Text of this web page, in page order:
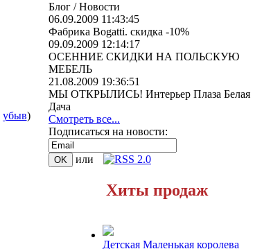
убыв)
Блог / Новости
06.09.2009 11:43:45
Фабрика Bogatti. скидка -10%
09.09.2009 12:14:17
ОСЕННИЕ СКИДКИ НА ПОЛЬСКУЮ
МЕБЕЛЬ
21.08.2009 19:36:51
МЫ ОТКРЫЛИСЬ! Интерьер Плаза Белая
Дача
Смотреть все...
Подписаться на новости:
или
Хиты продаж
Детская Маленькая королева